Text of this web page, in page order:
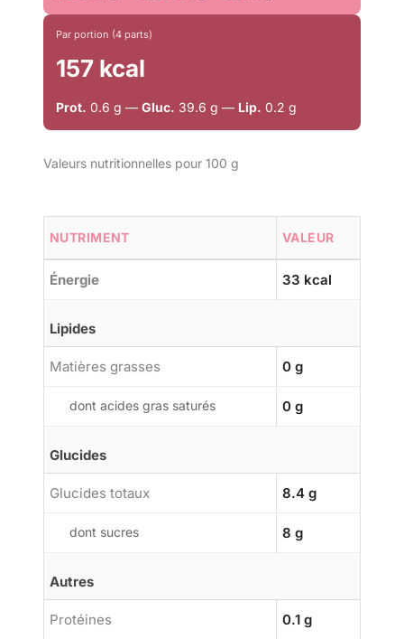
Par portion (4 parts)
157 kcal
Prot. 0.6 g — Gluc. 39.6 g — Lip. 0.2 g
Valeurs nutritionnelles pour 100 g
NUTRIMENT VALEUR
Énergie 33 kcal
Lipides
Matières grasses 0 g
dont acides gras saturés 0 g
Glucides
Glucides totaux 8.4 g
dont sucres 8 g
Autres
Protéines 0.1 g